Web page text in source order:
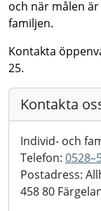
och när målen
familjen.
Kontakta
25.
Kontakta
Individ- och
Telefon:
Postadress:
458 80